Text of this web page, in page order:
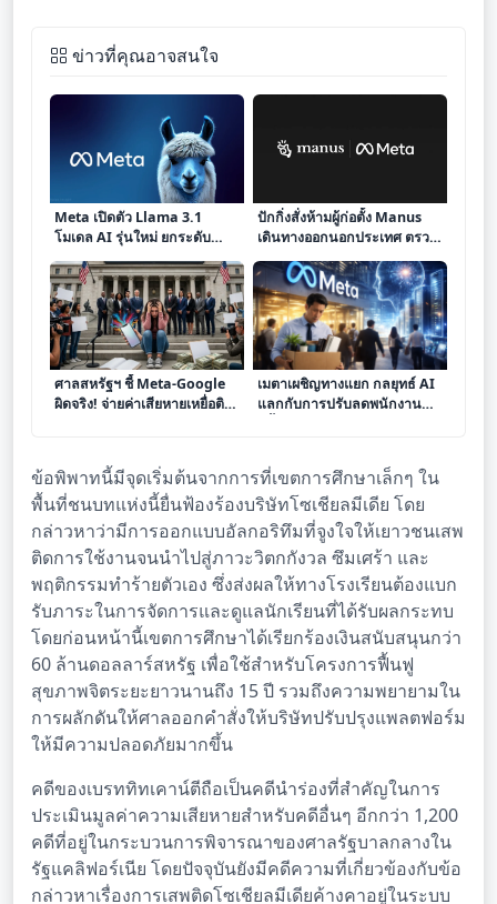
ข่าวที่คุณอาจสนใจ
Meta เปิดตัว Llama 3.1
โมเดล AI รุ่นใหม่ ยกระดับ
ความสามารถรอบด้าน พร้อม
เจาะตลาดผู้บริโภค
ปักกิ่งสั่งห้ามผู้ก่อตั้ง Manus
เดินทางออกนอกประเทศ ตรวจ
สอบดีล Meta ท่ามกลาง
สงคราม AI
ศาลสหรัฐฯ ชี้ Meta-Google
ผิดจริง! จ่ายค่าเสียหายเหยื่อติด
เมตาเผชิญทางแยก กลยุทธ์ AI
แลกกับการปรับลดพนักงาน
ข้อพิพาทนี้มีจุดเริ่มต้นจากการที่เขตการศึกษาเล็กๆ ใน
พื้นที่ชนบทแห่งนี้ยื่นฟ้องร้องบริษัทโซเชียลมีเดีย โดย
กล่าวหาว่ามีการออกแบบอัลกอริทึมที่จูงใจให้เยาวชนเสพ
ติดการใช้งานจนนำไปสู่ภาวะวิตกกังวล ซึมเศร้า และ
พฤติกรรมทำร้ายตัวเอง ซึ่งส่งผลให้ทางโรงเรียนต้องแบก
รับภาระในการจัดการและดูแลนักเรียนที่ได้รับผลกระทบ
โดยก่อนหน้านี้เขตการศึกษาได้เรียกร้องเงินสนับสนุนกว่า
60 ล้านดอลลาร์สหรัฐ เพื่อใช้สำหรับโครงการฟื้นฟู
สุขภาพจิตระยะยาวนานถึง 15 ปี รวมถึงความพยายามใน
การผลักดันให้ศาลออกคำสั่งให้บริษัทปรับปรุงแพลตฟอร์ม
ให้มีความปลอดภัยมากขึ้น
คดีของเบรททิทเคาน์ตีถือเป็นคดีนำร่องที่สำคัญในการ
ประเมินมูลค่าความเสียหายสำหรับคดีอื่นๆ อีกกว่า 1,200
คดีที่อยู่ในกระบวนการพิจารณาของศาลรัฐบาลกลางใน
รัฐแคลิฟอร์เนีย โดยปัจจุบันยังมีคดีความที่เกี่ยวข้องกับข้อ
กล่าวหาเรื่องการเสพติดโซเชียลมีเดียค้างคาอยู่ในระบบ